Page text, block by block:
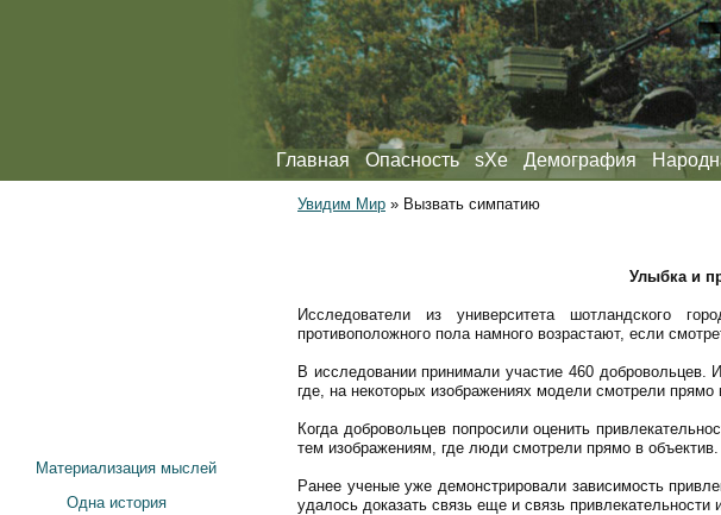
Главная Опасность sXe Демография
Увидим Мир » Вызвать симпатию
Улыбка и
Исследователи из университета шотландского
противоположного пола намного возрастают, если
В исследовании принимали участие 460
где, на некоторых изображениях модели смотрели прямо
Когда добровольцев попросили оценить
тем изображениям, где люди смотрели прямо в объектив.
Ранее ученые уже демонстрировали зависимость
удалось доказать связь еще и связь привлекательности
Материализация мыслей
Одна история